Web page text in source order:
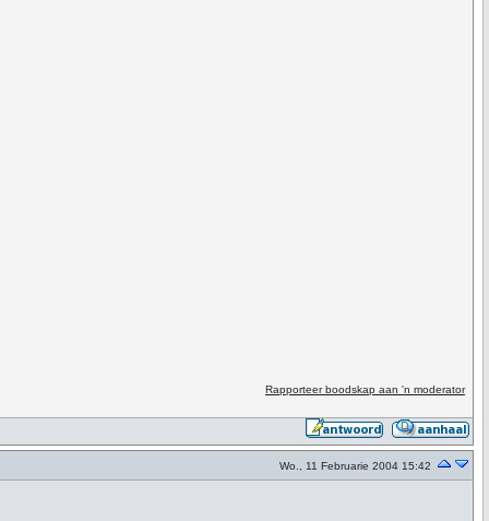
Rapporteer boodskap aan 'n moderator
Wo., 11 Februarie 2004 15:42